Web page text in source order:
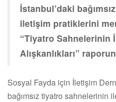
İstanbul’daki
iletişim pratiklerini
“Tiyatro Sahnelerinin
Alışkanlıkları”
Sosyal Fayda için İletişim
bağımsız tiyatro sahnelerinin